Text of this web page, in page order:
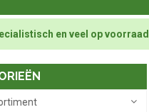
en veel op voorraad